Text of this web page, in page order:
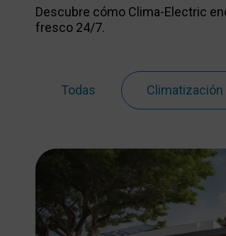
Descubre cómo Clima-Electric
fresco 24/7.
Todas Climatización